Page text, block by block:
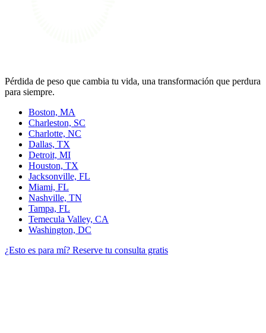
Pérdida de peso que cambia tu vida, una transformación que perdura
para siempre.
Boston, MA
Charleston, SC
Charlotte, NC
Dallas, TX
Detroit, MI
Houston, TX
Jacksonville, FL
Miami, FL
Nashville, TN
Tampa, FL
Temecula Valley, CA
Washington, DC
¿Esto es para mí? Reserve tu consulta gratis